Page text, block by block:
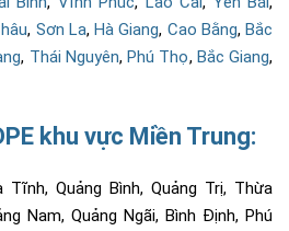
, Sơn La, Hà Giang, Cao Bằng, Bắc
, Thái Nguyên,Phú Thọ, Bắc Giang,
khu vực Miền Trung:
Tĩnh, Quảng Bình, Quảng Trị, Thừa
Nam, Quảng Ngãi, Bình Định, Phú